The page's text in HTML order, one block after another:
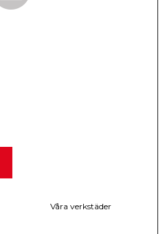
Våra verkstäder